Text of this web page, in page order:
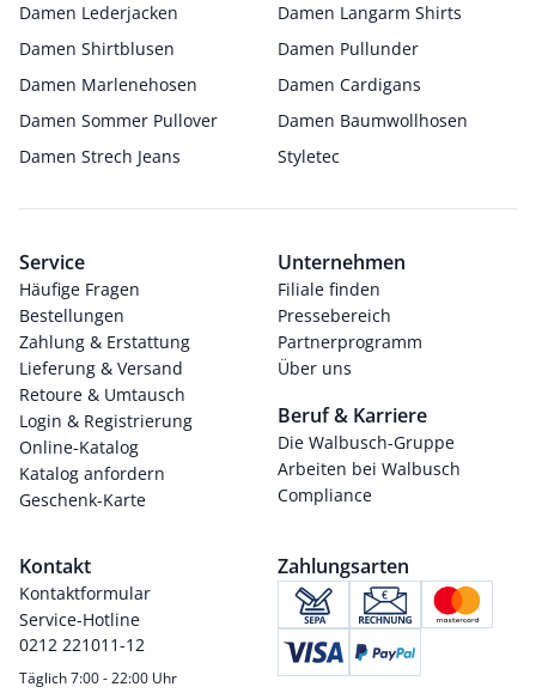
Damen Lederjacken
Damen Langarm Shirts
Damen Shirtblusen
Damen Pullunder
Damen Marlenehosen
Damen Cardigans
Damen Sommer Pullover
Damen Baumwollhosen
Damen Strech Jeans
Styletec
Service
Häufige Fragen
Bestellungen
Zahlung & Erstattung
Lieferung & Versand
Retoure & Umtausch
Login & Registrierung
Online-Katalog
Katalog anfordern
Geschenk-Karte
Unternehmen
Filiale finden
Pressebereich
Partnerprogramm
Über uns
Beruf & Karriere
Die Walbusch-Gruppe
Arbeiten bei Walbusch
Compliance
Kontakt
Kontaktformular
Service-Hotline
0212 221011-12
Täglich 7:00 - 22:00 Uhr
Zahlungsarten